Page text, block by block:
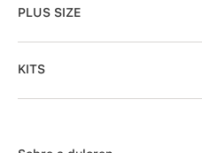
PLUS SIZE
KITS